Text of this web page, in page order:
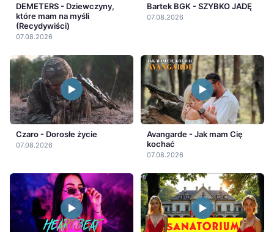
DEMETERS - Dziewczyny,
które mam na myśli
(Recydywiści)
07.08.2026
Bartek BGK - SZYBKO JADĘ
07.08.2026
Czaro - Dorosłe życie
07.08.2026
Avangarde - Jak mam Cię
kochać
07.08.2026